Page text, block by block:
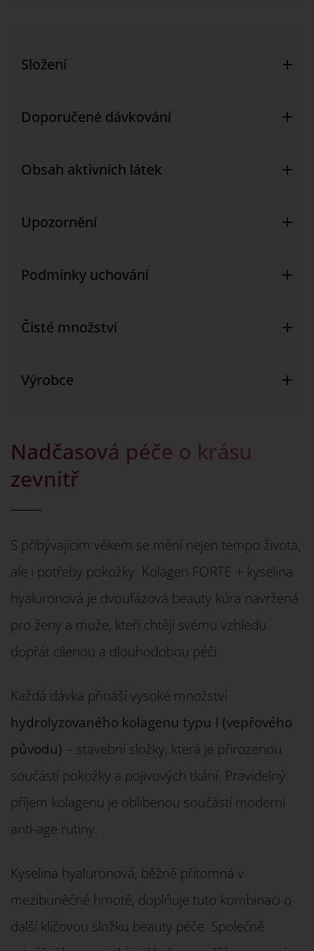
Složení
Doporučené dávkování
Obsah aktivních látek
Upozornění
Podmínky uchování
Čisté množství
Výrobce
Nadčasová péče o krásu
zevnitř
S přibývajícím věkem se mění nejen tempo života,
ale i potřeby pokožky. Kolagen FORTE + kyselina
hyaluronová je dvoufázová beauty kúra navržená
pro ženy a muže, kteří chtějí svému vzhledu
dopřát cílenou a dlouhodobou péči.
Každá dávka přináší vysoké množství
hydrolyzovaného kolagenu typu I (vepřového
původu) – stavební složky, která je přirozenou
součástí pokožky a pojivových tkání. Pravidelný
příjem kolagenu je oblíbenou součástí moderní
anti-age rutiny.
Kyselina hyaluronová, běžně přítomná v
mezibuněčné hmotě, doplňuje tuto kombinaci o
další klíčovou složku beauty péče. Společně